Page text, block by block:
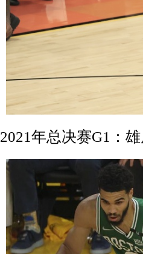
2021年总决赛G1：